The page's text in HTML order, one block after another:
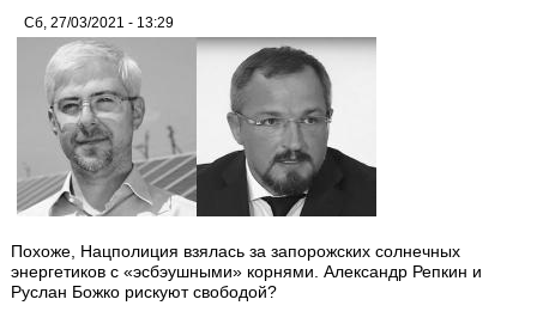
Сб, 27/03/2021 - 13:29
Похоже, Нацполиция взялась за запорожских солнечных
энергетиков с «эсбэушными» корнями. Александр Репкин и
Руслан Божко рискуют свободой?